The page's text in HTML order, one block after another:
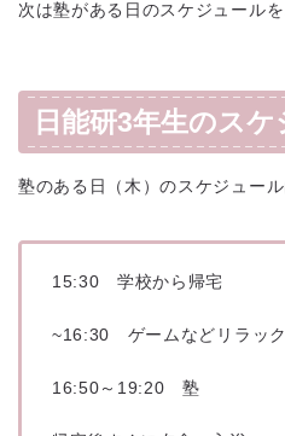
次は塾がある日のスケジュールを
日能研3年生のス
塾のある日（木）のスケジュール
15:30 学校から帰宅
~16:30 ゲームなどリラッ
16:50～19:20 塾